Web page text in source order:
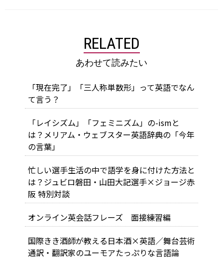
RELATED
あわせて読みたい
「現在完了」「三人称単数形」って英語でなん
て言う？
「レイシズム」「フェミニズム」の-ismと
は？メリアム・ウェブスター英語辞典の「今年
の言葉」
忙しい選手生活の中で語学を身に付けた方法と
は？ジュビロ磐田・山田大記選手×ジョージ赤
阪 特別対談
オンライン英会話フレーズ 面接練習編
国際きき酒師が教える日本酒×英語／舞台芸術
通訳・翻訳家のユーモアたっぷりな言語論